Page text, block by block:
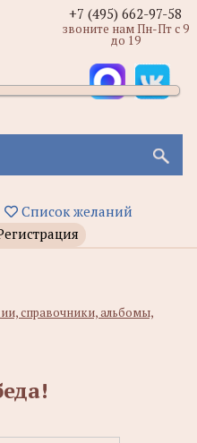
Список желаний
+7 (495) 662-97-58
звоните нам Пн-Пт с 9
до 19
справочники, альбомы,